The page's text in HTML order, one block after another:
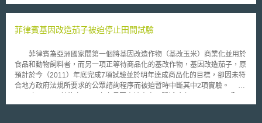
何種scFv將結合至何種標的之方法與指導，但190專利卻請求可與任何標的
定標的之所有可能scFvs，無法滿足書面說明要件之要求。 醫藥專利以
國近期亦有數件醫藥專利因不符書面說明要件與可據以實施要件而被宣告無
效，如Amgen Inc. v. Sanofi（Fed. Cir. 2021）、Idenix Pharmaceuticals
LLC v. Gilead Sciences Inc.（Fed. Cir. 2019）、Enzo v. Roche（Fed. Cir.
2019），未來醫藥專利以上位請求項尋求保護是否會變得更加困難，值得
Broadcom的主張，該技術應用於影音機上盒這類產品時，可有效的提升影
要通過美國最高法院就Alice案對於抽象概念的兩階段測試法，先檢驗請求
配置，改變其性質而成為適格的專利標的。 加州法院法官James
Donato認為，就183專利所主張之請求項內容，主要是在於多個伺服器間進
行工作分配，此種行為與辦公室裡進行工作分配並沒有不同，且日常生活中
也充滿類似情況，如服務生依照顧客需求進行位置安排，就此Broadcom雖
提出該專利方法可提高伺服器效率的論點，但法官認為該專利只是列出傳統
菲律賓基因改造茄子被迫停止田間試驗
菲律賓為亞洲國家間第一個將基因改造作物（基改玉米）商業化並用於
食品和動物飼料者，而另一項正等待商品化的基改作物，基因改造茄子，原
預計於今（2011）年底完成7項試驗並於明年達成商品化的目標，卻因未符
合地方政府法規所要求的公眾諮詢程序而被迫暫時中斷其中2項實驗。
未遵守應於市政府內張貼公開資訊之法定義務，以違反基因改造作物環境釋